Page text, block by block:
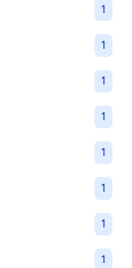
1
1
1
1
1
1
1
1